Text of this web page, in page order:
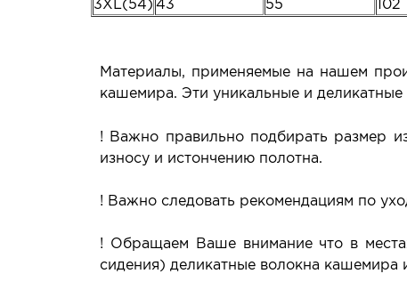
3XL(54) 43 55 102
Материалы, применяемые на нашем
кашемира. Эти уникальные и
! Важно правильно подбирать размер
износу и истончению полотна.
! Важно следовать рекомендациям по
! Обращаем Ваше внимание что в
сидения) деликатные волокна кашемира